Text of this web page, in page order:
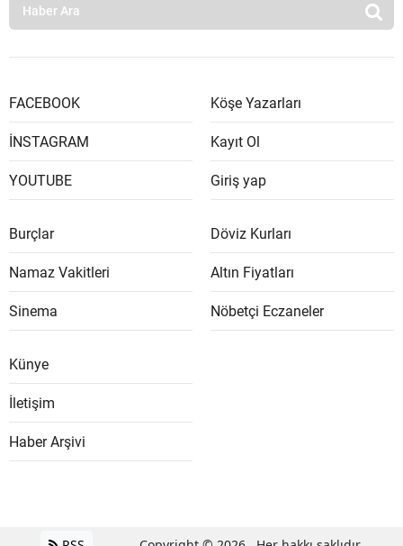
FACEBOOK
İNSTAGRAM
YOUTUBE
Köşe Yazarları
Kayıt Ol
Giriş yap
Burçlar
Namaz Vakitleri
Sinema
Döviz Kurları
Altın Fiyatları
Nöbetçi Eczaneler
Künye
İletişim
Haber Arşivi